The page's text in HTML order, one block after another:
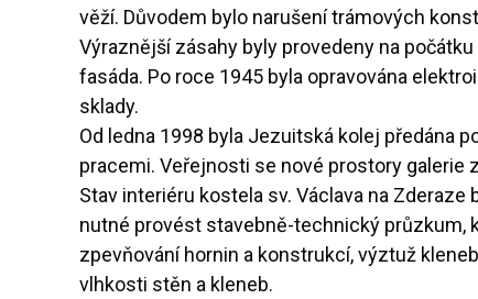
věží. Důvodem bylo narušení trámových
Výraznější zásahy byly provedeny na
fasáda. Po roce 1945 byla opravována
sklady.
Od ledna 1998 byla Jezuitská kolej předána
pracemi. Veřejnosti se nové prostory galerie
Stav interiéru kostela sv. Václava na
nutné provést stavebně-technický průzkum,
zpevňování hornin a konstrukcí, výztuž
vlhkosti stěn a kleneb.